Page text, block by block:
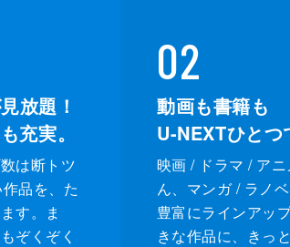
放題！
充実。
は断トツ
品を、た
す。ま
ぞくぞく
02
動画も書籍も
U-NEXTひとつ
映画 / ドラマ / ア
ん、マンガ / ラノ
豊富にラインアッ
きな作品に、きっ